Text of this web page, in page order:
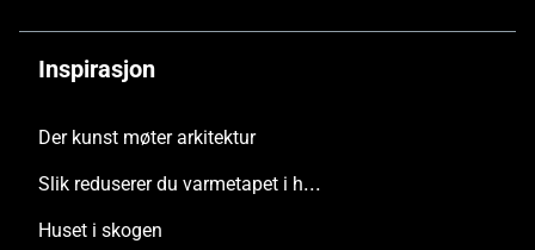
Inspirasjon
Der kunst møter arkitektur
Slik reduserer du varmetapet i hus med store glasspartier
Huset i skogen